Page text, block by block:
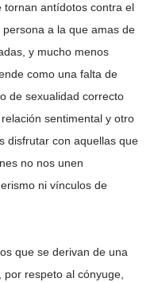
tornan antídotos contra el
a la que amas de
y mucho menos
como una falta de
de sexualidad correcto
sentimental y otro
disfrutar con aquellas que
no nos unen
ni vínculos de
que se derivan de una
respeto al cónyuge,